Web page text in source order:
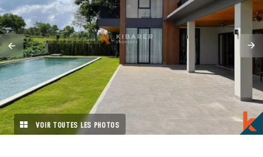
VOIR TOUTES LES PHOTOS